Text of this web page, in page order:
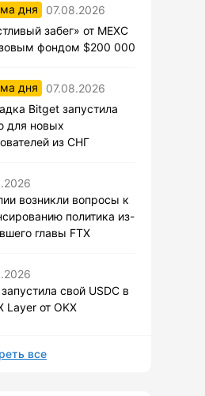
дня
07.08.2026
забег» от MEXC
фондом $200 000
дня
07.08.2026
Bitget запустила
для новых
из СНГ
возникли вопросы к
политика из-
главы FTX
свой USDC в
Layer от OKX
все